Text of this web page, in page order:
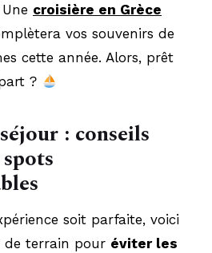
croisière en Grèce
vos souvenirs de
cette année. Alors, prêt
?
: conseils
soit parfaite, voici
de terrain pour éviter les